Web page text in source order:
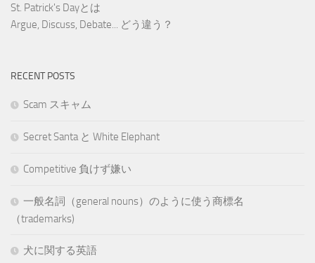
St. Patrick's Dayとは
Argue, Discuss, Debate... どう違う？
RECENT POSTS
Scam スキャム
Secret Santa と White Elephant
Competitive 負けず嫌い
一般名詞（general nouns）のように使う商標名
（trademarks)
犬に関する英語